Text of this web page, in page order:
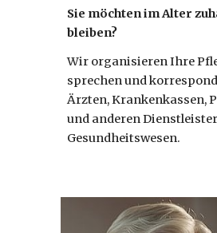
Sie möchten im Alter
bleiben?
Wir organisieren Ihre
sprechen und
Ärzten, Krankenkassen,
und anderen
Gesundheitswesen.